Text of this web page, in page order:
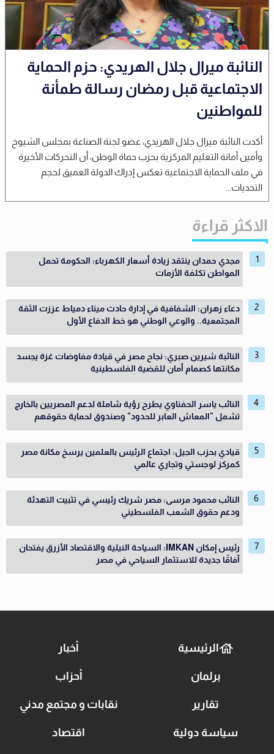
النائبة ميرال جلال الهريدي: حزم الحماية
الاجتماعية قبل رمضان رسالة طمأنة
للمواطنين
أكدت النائبة ميرال جلال الهريدي، عضو لجنة الصناعة بمجلس الشيوخ
وأمين أمانة التعليم المركزية بحزب حماة الوطن، أن التحركات الأخيرة
في ملف الحماية الاجتماعية تعكس إدراك الدولة العميق لحجم
التحديات...
الاكثر قراءة
مجدي حمدان ينتقد زيادة أسعار الكهرباء: الحكومة تحمل
المواطن تكلفة الأزمات
دعاء زهران: الشفافية في إدارة حادث ميناء دمياط عززت الثقة
المجتمعية.. والوعي الوطني هو خط الدفاع الأول
النائبة شيرين صبري: نجاح مصر في قيادة مفاوضات غزة يجسد
مكانتها كصمام أمان للقضية الفلسطينية
النائب ياسر الحفناوي يطرح رؤية شاملة لدعم المصريين بالخارج
تشمل "المعاش العابر للحدود" وصندوق لحماية حقوقهم
قيادي بحزب الجيل: اجتماع الرئيس بالعلمين يرسخ مكانة مصر
كمركز لوجستي وتجاري عالمي
النائب محمود مرسى: مصر شريك رئيسي في تثبيت التهدئة
ودعم حقوق الشعب الفلسطيني
رئيس إمكان IMKAN: السياحة النيلية والاقتصاد الأزرق يفتحان
آفاقًا جديدة للاستثمار السياحي في مصر
الرئيسية أخبار
برلمان أحزاب
تقارير نقابات و مجتمع مدني
سياسة دولية اقتصاد